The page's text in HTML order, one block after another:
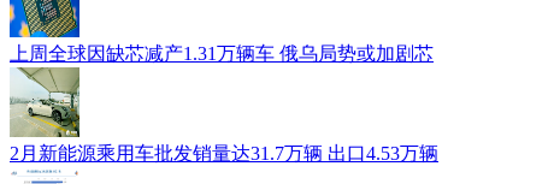
上周全球因缺芯减产1.31万辆车 俄乌局势或加剧芯
2月新能源乘用车批发销量达31.7万辆 出口4.53万辆